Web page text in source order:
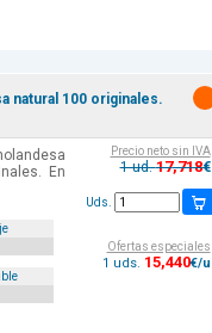
natural 100 originales.
En
Precio neto sin IVA
1 ud.17,718€
Uds.
Ofertas especiales
1 uds. 15,440€/u